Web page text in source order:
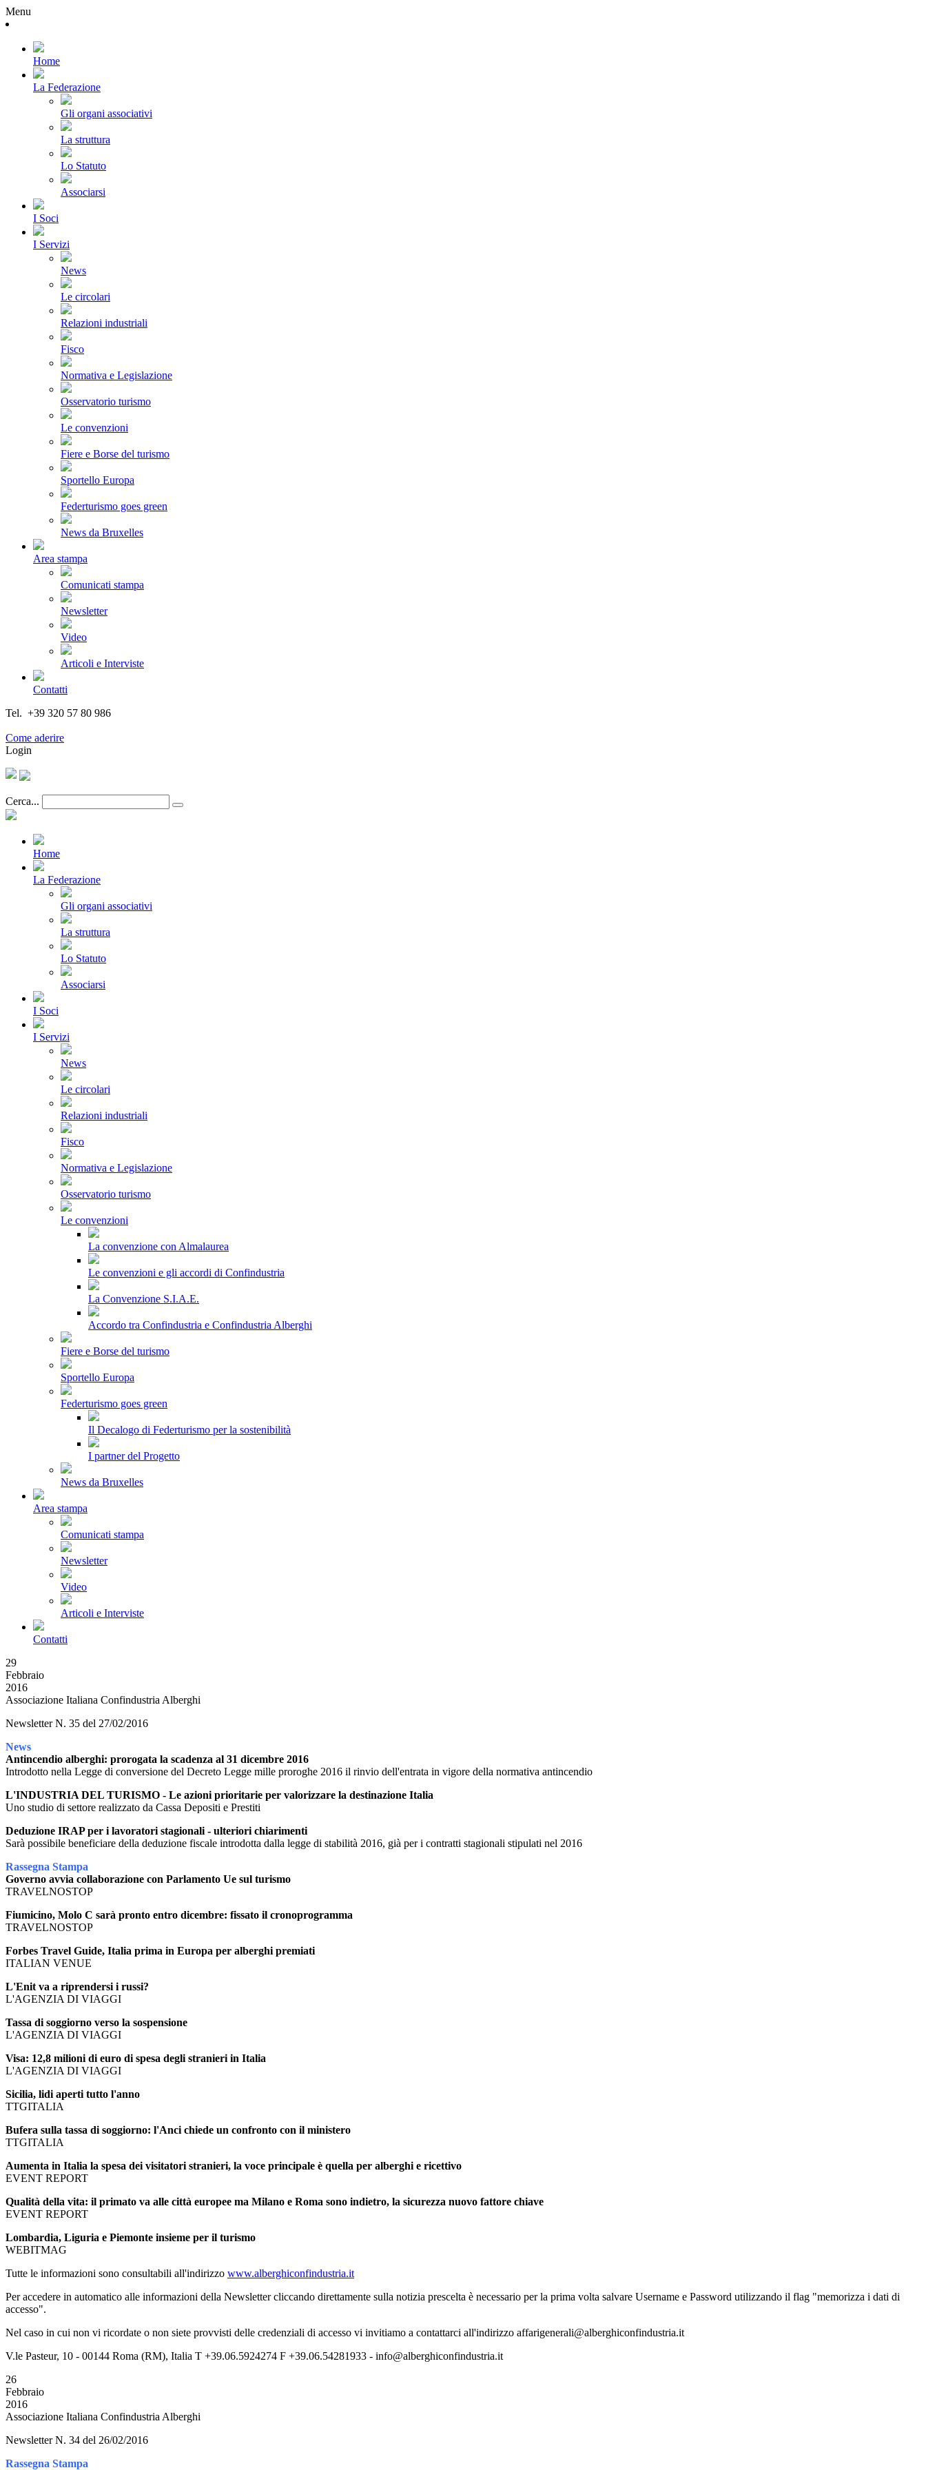
Menu
Home
La Federazione
Gli organi associativi
La struttura
Lo Statuto
Associarsi
I Soci
I Servizi
News
Le circolari
Relazioni industriali
Fisco
Normativa e Legislazione
Osservatorio turismo
Le convenzioni
Fiere e Borse del turismo
Sportello Europa
Federturismo goes green
News da Bruxelles
Area stampa
Comunicati stampa
Newsletter
Video
Articoli e Interviste
Contatti
Tel. +39 320 57 80 986
Come aderire
Login
Cerca...
Home
La Federazione
Gli organi associativi
La struttura
Lo Statuto
Associarsi
I Soci
I Servizi
News
Le circolari
Relazioni industriali
Fisco
Normativa e Legislazione
Osservatorio turismo
Le convenzioni
La convenzione con Almalaurea
Le convenzioni e gli accordi di Confindustria
La Convenzione S.I.A.E.
Accordo tra Confindustria e Confindustria Alberghi
Fiere e Borse del turismo
Sportello Europa
Federturismo goes green
Il Decalogo di Federturismo per la sostenibilità
I partner del Progetto
News da Bruxelles
Area stampa
Comunicati stampa
Newsletter
Video
Articoli e Interviste
Contatti
29
Febbraio
2016
Associazione Italiana Confindustria Alberghi
Newsletter N. 35 del 27/02/2016
News
Antincendio alberghi: prorogata la scadenza al 31 dicembre 2016
Introdotto nella Legge di conversione del Decreto Legge mille proroghe 2016 il rinvio dell'entrata in vigore della normativa antincendio
L'INDUSTRIA DEL TURISMO - Le azioni prioritarie per valorizzare la destinazione Italia
Uno studio di settore realizzato da Cassa Depositi e Prestiti
Deduzione IRAP per i lavoratori stagionali - ulteriori chiarimenti
Sarà possibile beneficiare della deduzione fiscale introdotta dalla legge di stabilità 2016, già per i contratti stagionali stipulati nel 2016
Rassegna Stampa
Governo avvia collaborazione con Parlamento Ue sul turismo
TRAVELNOSTOP
Fiumicino, Molo C sarà pronto entro dicembre: fissato il cronoprogramma
TRAVELNOSTOP
Forbes Travel Guide, Italia prima in Europa per alberghi premiati
ITALIAN VENUE
L'Enit va a riprendersi i russi?
L'AGENZIA DI VIAGGI
Tassa di soggiorno verso la sospensione
L'AGENZIA DI VIAGGI
Visa: 12,8 milioni di euro di spesa degli stranieri in Italia
L'AGENZIA DI VIAGGI
Sicilia, lidi aperti tutto l'anno
TTGITALIA
Bufera sulla tassa di soggiorno: l'Anci chiede un confronto con il ministero
TTGITALIA
Aumenta in Italia la spesa dei visitatori stranieri, la voce principale è quella per alberghi e ricettivo
EVENT REPORT
Qualità della vita: il primato va alle città europee ma Milano e Roma sono indietro, la sicurezza nuovo fattore chiave
EVENT REPORT
Lombardia, Liguria e Piemonte insieme per il turismo
WEBITMAG
Tutte le informazioni sono consultabili all'indirizzo www.alberghiconfindustria.it
Per accedere in automatico alle informazioni della Newsletter cliccando direttamente sulla notizia prescelta è necessario per la prima volta salvare Username e Password utilizzando il flag "memorizza i dati di
accesso".
Nel caso in cui non vi ricordate o non siete provvisti delle credenziali di accesso vi invitiamo a contattarci all'indirizzo affarigenerali@alberghiconfindustria.it
V.le Pasteur, 10 - 00144 Roma (RM), Italia T +39.06.5924274 F +39.06.54281933 - info@alberghiconfindustria.it
26
Febbraio
2016
Associazione Italiana Confindustria Alberghi
Newsletter N. 34 del 26/02/2016
Rassegna Stampa